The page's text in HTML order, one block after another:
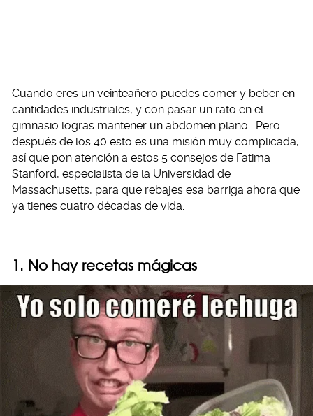
Cuando eres un veinteañero puedes comer y beber en
cantidades industriales, y con pasar un rato en el
gimnasio logras mantener un abdomen plano… Pero
después de los 40 esto es una misión muy complicada,
así que pon atención a estos 5 consejos de Fatima
Stanford, especialista de la Universidad de
Massachusetts, para que rebajes esa barriga ahora que
ya tienes cuatro décadas de vida.
1. No hay recetas mágicas